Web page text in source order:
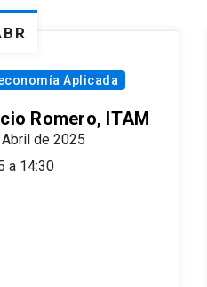
Aplicada
Romero, ITAM
de 2025
a 14:30